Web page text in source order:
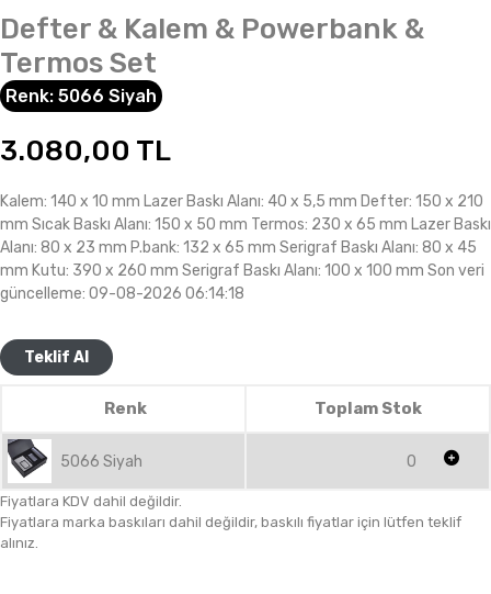
Defter & Kalem & Powerbank &
Termos Set
Renk: 5066 Siyah
3.080,00 TL
Kalem: 140 x 10 mm Lazer Baskı Alanı: 40 x 5,5 mm Defter: 150 x 210
mm Sıcak Baskı Alanı: 150 x 50 mm Termos: 230 x 65 mm Lazer Baskı
Alanı: 80 x 23 mm P.bank: 132 x 65 mm Serigraf Baskı Alanı: 80 x 45
mm Kutu: 390 x 260 mm Serigraf Baskı Alanı: 100 x 100 mm Son veri
güncelleme: 09-08-2026 06:14:18
Teklif Al
Renk Toplam Stok
5066 Siyah 0
Fiyatlara KDV dahil değildir.
Fiyatlara marka baskıları dahil değildir, baskılı fiyatlar için lütfen teklif
alınız.